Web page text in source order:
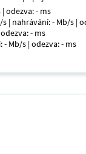
odezva: - ms
| nahrávání: - Mb/s |
- ms
- Mb/s | odezva: - ms